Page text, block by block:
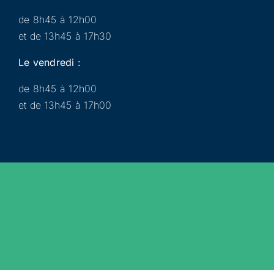
de 8h45 à 12h00
et de 13h45 à 17h30
Le vendredi :
de 8h45 à 12h00
et de 13h45 à 17h00